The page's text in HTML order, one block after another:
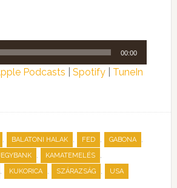
00:00
Podcasts Spotify| TuneIn
, BALATONI HALAK , FED , GABONA ,
, KAMATEMELÉS ,
, KUKORICA , SZÁRAZSÁG , USA